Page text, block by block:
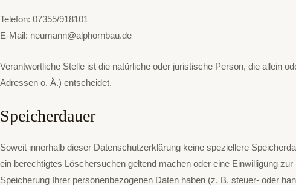
Telefon: 07355/918101
E-Mail: neumann@alphornbau.de
Verantwortliche Stelle ist die natürliche oder juristische Person, die allein
Adressen o. Ä.) entscheidet.
Speicherdauer
Soweit innerhalb dieser Datenschutzerklärung keine speziellere
ein berechtigtes Löschersuchen geltend machen oder eine Einwilligung
Speicherung Ihrer personenbezogenen Daten haben (z. B. steuer- oder